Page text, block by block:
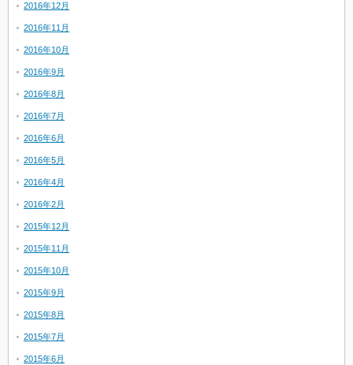
2016年12月
2016年11月
2016年10月
2016年9月
2016年8月
2016年7月
2016年6月
2016年5月
2016年4月
2016年2月
2015年12月
2015年11月
2015年10月
2015年9月
2015年8月
2015年7月
2015年6月